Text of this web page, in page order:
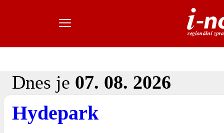
Dnes je 07. 08. 2026
Hydepark